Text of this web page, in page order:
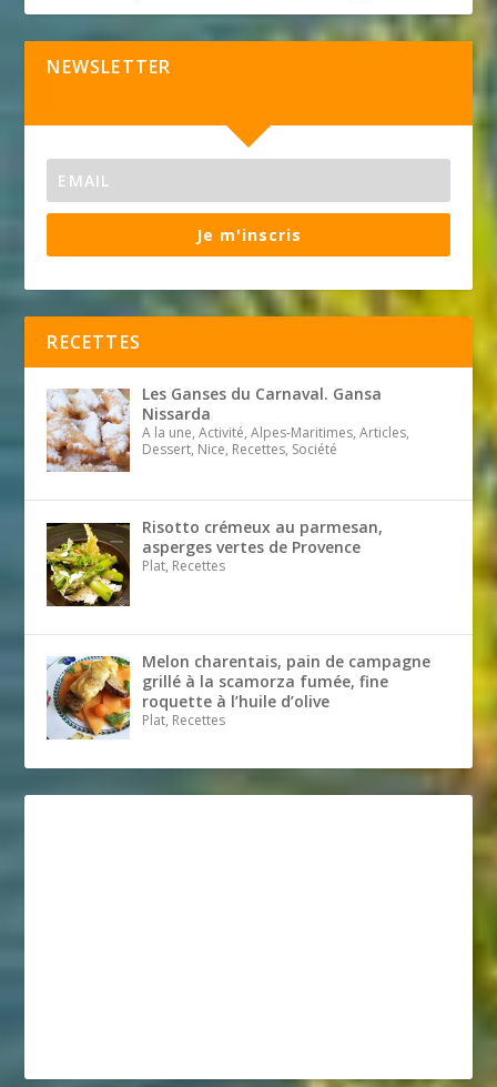
NEWSLETTER
Je m'inscris
RECETTES
Les Ganses du Carnaval. Gansa
Nissarda
A la une, Activité, Alpes-Maritimes, Articles,
Dessert, Nice, Recettes, Société
Risotto crémeux au parmesan,
asperges vertes de Provence
Plat, Recettes
Melon charentais, pain de campagne
grillé à la scamorza fumée, fine
roquette à l’huile d’olive
Plat, Recettes